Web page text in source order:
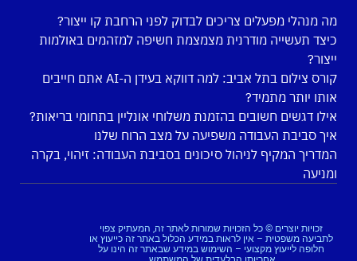
מה מנהלי מפעלים צריכים לבדוק לפני הרחבת קו ייצור?
כיצד תעשייה מודרנית מצמצמת חשיפה למזהמים באולמות
ייצור?
קורס צילום בתל אביב: למה דווקא בעידן ה-AI אתם חייבים
אותו יותר מתמיד?
אילו דגשים חשובים בהזמנת משלוחי אונליין בתחומי בריאות?
איך סביבת העבודה משפיעה על מצב הרוח שלנו
המדריך המקיף לניהול סיכונים בסביבת העבודה: זיהוי, בקרה
ומניעה
זכויות יוצרים © כל הזכויות שמורות לאתר זה, המעתיק צפוי
לתביעה משפטית – אין לראות במידע הכלול באתר זה כייעוץ או
חלופה לייעוץ מקצועי – השימוש במידע שבאתר זה הינו על